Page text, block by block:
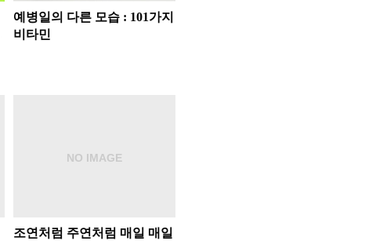
예병일의 다른 모습 : 101가지
비타민
조연처럼 주연처럼 매일 매일